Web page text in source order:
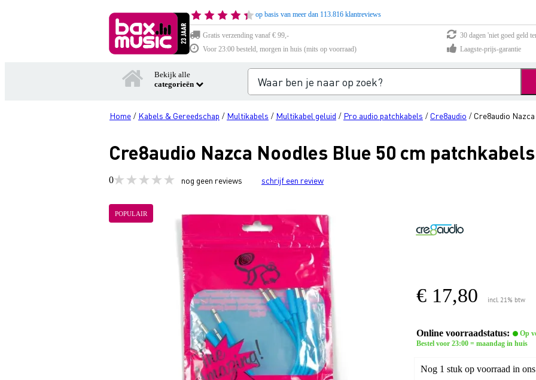
op basis van meer dan 113.816 klantreviews
Gratis verzending vanaf € 99,-
30 dagen 'niet goed geld
Voor 23:00 besteld, morgen in huis (mits op voorraad)
Laagste-prijs-garantie
Bekijk alle
categorieën
Home / Kabels & Gereedschap / Multikabels / Multikabel geluid / Pro audio patchkabels / Cre8audio / Cre8audio
Cre8audio Nazca Noodles Blue 50 cm
0 nog geen reviews schrijf een review
POPULAIR
€ 17,80 incl. 21% btw
Online voorraadstatus:
Op
Bestel voor 23:00 = maandag in huis
Nog 1 stuk op voorraad in